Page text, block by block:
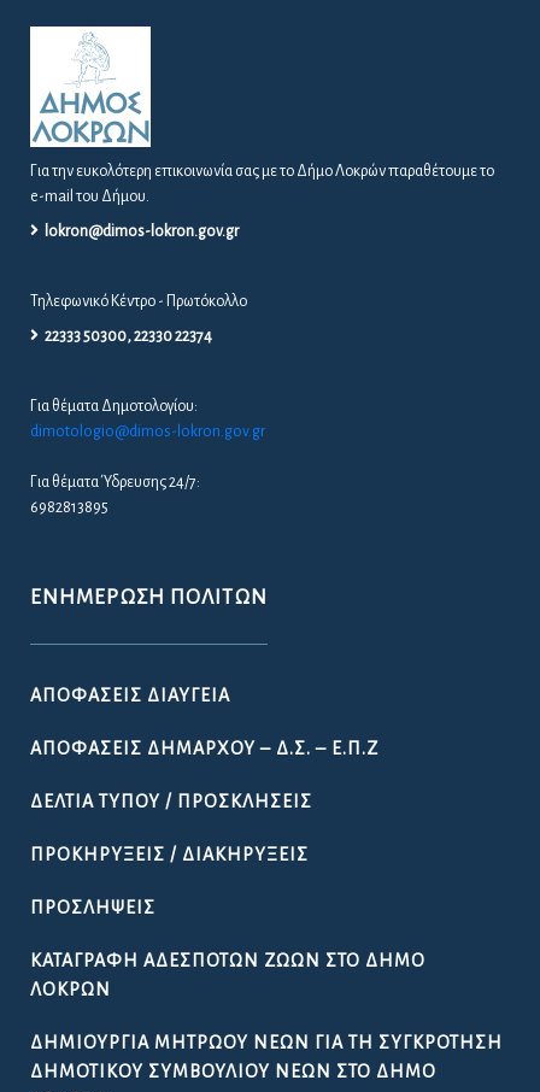
Για την ευκολότερη επικοινωνία σας με το Δήμο Λοκρών παραθέτουμε το
e-mail του Δήμου.
lokron@dimos-lokron.gov.gr
Τηλεφωνικό Κέντρο - Πρωτόκολλο
22333 50300, 22330 22374
Για θέματα Δημοτολογίου:
dimotologio@dimos-lokron.gov.gr
Για θέματα Ύδρευσης 24/7:
6982813895
ΕΝΗΜΈΡΩΣΗ ΠΟΛΙΤΏΝ
ΑΠΟΦΆΣΕΙΣ ΔΙΑΎΓΕΙΑ
ΑΠΟΦΆΣΕΙΣ ΔΗΜΆΡΧΟΥ – Δ.Σ. – Ε.Π.Ζ
ΔΕΛΤΊΑ ΤΎΠΟΥ / ΠΡΟΣΚΛΉΣΕΙΣ
ΠΡΟΚΗΡΎΞΕΙΣ / ΔΙΑΚΗΡΎΞΕΙΣ
ΠΡΟΣΛΉΨΕΙΣ
ΚΑΤΑΓΡΑΦΉ ΑΔΈΣΠΟΤΩΝ ΖΏΩΝ ΣΤΟ ΔΉΜΟ
ΛΟΚΡΏΝ
ΔΗΜΙΟΥΡΓΊΑ ΜΗΤΡΏΟΥ ΝΈΩΝ ΓΙΑ ΤΗ ΣΥΓΚΡΌΤΗΣΗ
ΔΗΜΟΤΙΚΟΎ ΣΥΜΒΟΥΛΊΟΥ ΝΈΩΝ ΣΤΟ ΔΉΜΟ